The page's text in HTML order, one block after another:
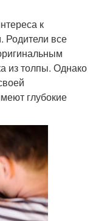
к
Родители все
из толпы. Однако
глубокие